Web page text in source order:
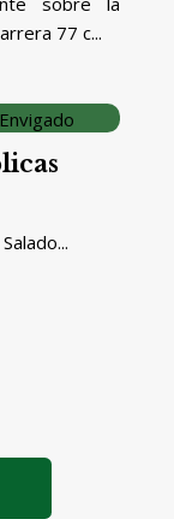
77 c...